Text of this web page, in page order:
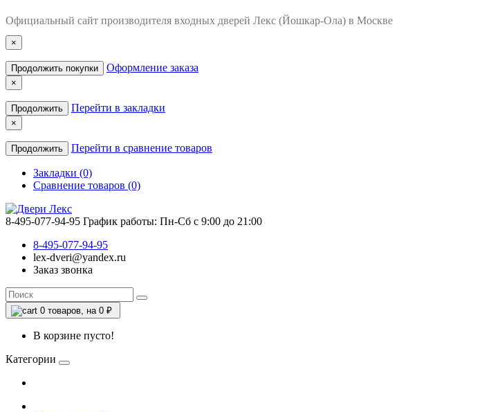
Официальный сайт производителя входных дверей Лекс (Йошкар-Ола) в Москве
×
Продолжить покупки Оформление заказа
×
Продолжить Перейти в закладки
×
Продолжить Перейти в сравнение товаров
Закладки (0)
Сравнение товаров (0)
8-495-077-94-95 График работы: Пн-Сб с 9:00 до 21:00
8-495-077-94-95
lex-dveri@yandex.ru
Заказ звонка
0 товаров, на 0 ₽
В корзине пусто!
Категории